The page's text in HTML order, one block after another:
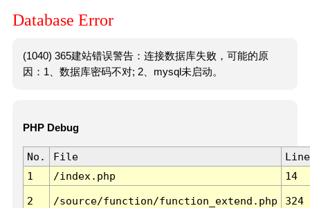
Database Error
(1040) 365建站错误警告：连接数据库失败，可能的原
因：1、数据库密码不对; 2、mysql未启动。
PHP Debug
No. File
Line
1
/index.php 14
2 /source/function/function_extend.php 324